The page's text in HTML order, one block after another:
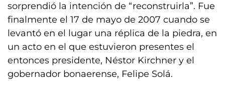
sorprendió la intención de “reconstruirla”. Fue
finalmente el 17 de mayo de 2007 cuando se
levantó en el lugar una réplica de la piedra, en
un acto en el que estuvieron presentes el
entonces presidente, Néstor Kirchner y el
gobernador bonaerense, Felipe Solá.